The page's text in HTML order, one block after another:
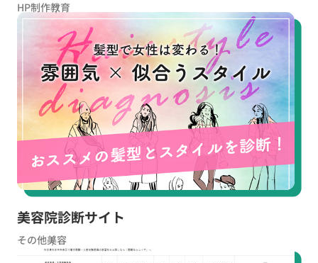
HP制作教育
美容院診断サイト
その他美容